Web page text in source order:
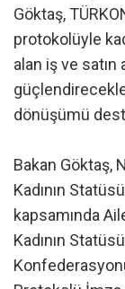
Göktaş,
protokolüyle
alan iş ve satın
dönüşümü
Bakan Göktaş,
Kadının
kapsamında
Kadının